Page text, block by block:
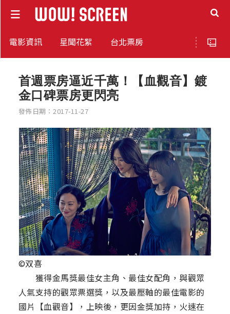
電影資訊 星聞花絮 台北票房
首週票房逼近千萬！【血觀音】鍍
金口碑票房更閃亮
發佈日期：2017-11-27
©双喜
獲得金馬獎最佳女主角、最佳女配角，與觀眾
人氣支持的觀眾票選獎，以及最壓軸的最佳電影的
國片【血觀音】，上映後，更因金獎加持，火速在